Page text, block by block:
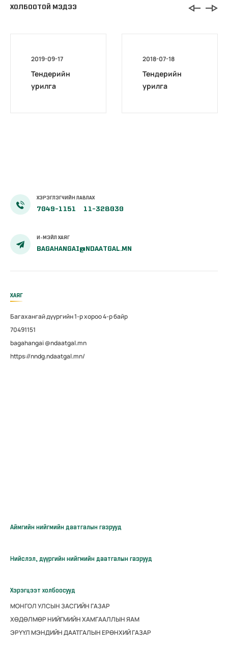
ХОЛБООТОЙ МЭДЭЭ
2019-09-17
Тендерийн
урилга
2018-07-18
Тендерийн
урилга
ХЭРЭГЛЭГЧИЙН ЛАВЛАХ
7049-1151 11-328030
И-МЭЙЛ ХАЯГ
BAGAHANGAI@NDAATGAL.MN
ХАЯГ
Багахангай дүүргийн 1-р хороо 4-р байр
70491151
bagahangai @ndaatgal.mn
https://nndg.ndaatgal.mn/
Аймгийн нийгмийн даатгалын газрууд
Нийслэл, дүүргийн нийгмийн даатгалын газрууд
Хэрэгцээт холбоосууд
МОНГОЛ УЛСЫН ЗАСГИЙН ГАЗАР
ХӨДӨЛМӨР НИЙГМИЙН ХАМГААЛЛЫН ЯАМ
ЭРҮҮЛ МЭНДИЙН ДААТГАЛЫН ЕРӨНХИЙ ГАЗАР